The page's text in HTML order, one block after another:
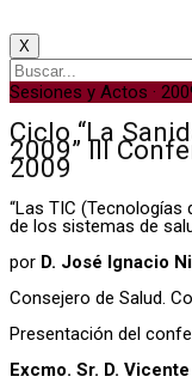
X
Sesiones y Actos ·
Ciclo “La
2009” III
2009
“Las TIC
de los sistemas de
por D. José Ignacio
Consejero de Salud.
Presentación del
Excmo. Sr. D.